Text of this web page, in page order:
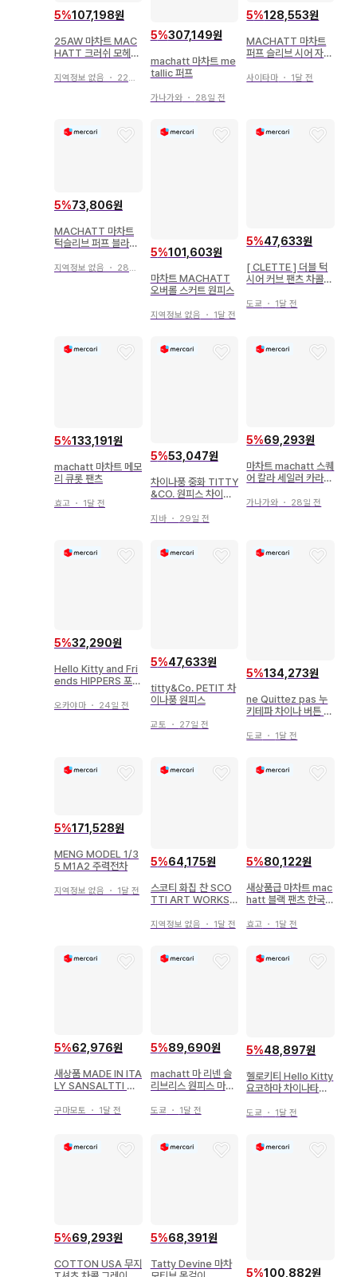
5%107,198원
25AW 마차트 MAC
HATT 크러쉬 모헤어
지역정보 없음 ・ 22일 전
5%307,149원
machatt 마차트 me
tallic 퍼프
가나가와・ 28일 전
5%128,553원
MACHATT 마차트
퍼프 슬리브 시어 자카
사이타마 ・ 1달 전
5%73,806원
MACHATT 마차트
턱슬리브 퍼프 블라우
지역정보 없음 ・ 28일 전
5%101,603원
마차트 MACHATT
오버롤 스커트 원피스
지역정보 없음 ・ 1달 전
5%47,633원
[ CLETTE ] 더블 턱
시어 커브 팬츠 차콜
도쿄 ・ 1달 전
5%133,191원
machatt 마차트 메모
리 큐롯 팬츠
효고 ・ 1달 전
5%53,047원
차이나풍 중화 TITTY
&CO. 원피스 차이나
지바・ 29일 전
5%69,293원
마차트 machatt 스퀘
어 칼라 세일러 카라
가나가와 ・ 28일 전
5%32,290원
Hello Kitty and Fri
ends HIPPERS 포차
오카야마 ・ 24일 전
5%47,633원
titty&Co. PETIT 차
이나풍 원피스
교토 ・ 27일 전
5%134,273원
ne Quittez pas 누
키테파 차이나 버튼 원
도쿄 ・ 1달 전
5%171,528원
MENG MODEL 1/3
5 M1A2 주력전차
지역정보 없음 ・ 1달 전
5%64,175원
스코티 화집 찬 SCO
TTI ART WORKS
지역정보 없음 ・ 1달 전
5%80,122원
새상품급 마차트 mac
hatt 블랙 팬츠 한국제
효고 ・ 1달 전
5%62,976원
새상품 MADE IN ITA
LY SANSALTTI 스
구마모토 ・ 1달 전
5%89,690원
machatt 마 리넨 슬
리브리스 원피스 마차
도쿄 ・ 1달 전
5%48,897원
헬로키티 Hello Kitty
요코하마 차이나타운
도쿄 ・ 1달 전
5%69,293원
COTTON USA 무지
5%68,391원
Tatty Devine 마차
5%100,882원